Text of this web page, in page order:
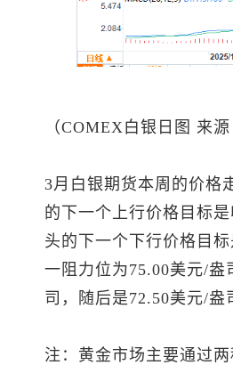
（COMEX白银日图 来源
3月白银期货本周的价格
的下一个上行价格目标
头的下一个下行价格目
一阻力位为75.00美元/
司，随后是72.50美元/盎
注：黄金市场主要通过